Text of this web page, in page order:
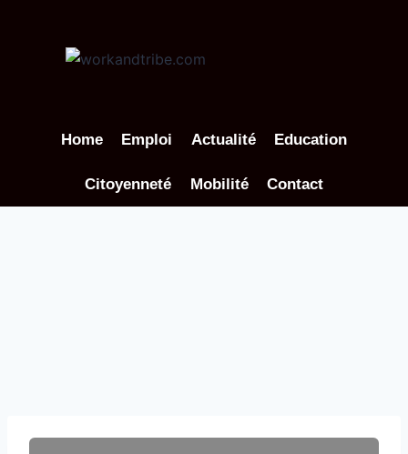
Home Emploi Actualité Education
Citoyenneté Mobilité Contact